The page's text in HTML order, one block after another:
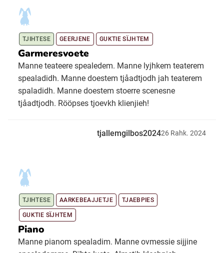
TJIHTESE GEERJENE GUKTIE SÏJHTEM
Garmeresvoete
Manne teateere spealedem. Manne lyjhkem teaterem
spealadidh. Manne doestem tjåadtjodh jah teaterem
spaladidh. Manne doestem stoerre scenesne
tjåadtjodh. Rööpses tjoevkh klienjieh!
tjallemgilbos202426 Rahk. 2024
TJIHTESE AARKEBEAJJETJE TJAEBPIES
GUKTIE SÏJHTEM
Piano
Manne pianom spealadim. Manne ovmessie sijjine